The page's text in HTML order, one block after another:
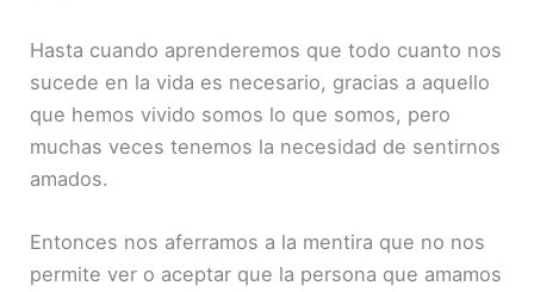
Hasta cuando aprenderemos que todo cuanto nos
sucede en la vida es necesario, gracias a aquello
que hemos vivido somos lo que somos, pero
muchas veces tenemos la necesidad de sentirnos
amados.
Entonces nos aferramos a la mentira que no nos
permite ver o aceptar que la persona que amamos